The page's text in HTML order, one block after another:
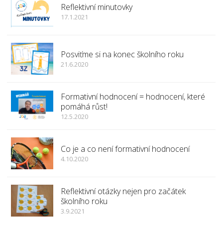
Reflektivní minutovky
17.1.2021
Posviťme si na konec školního roku
21.6.2020
Formativní hodnocení = hodnocení, které
pomáhá růst!
12.5.2020
Co je a co není formativní hodnocení
4.10.2020
Reflektivní otázky nejen pro začátek
školního roku
3.9.2021